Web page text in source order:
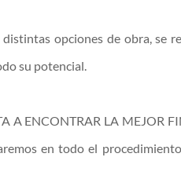
opciones de obra, se
su potencial.
A ENCONTRAR LA MEJOR
en todo el